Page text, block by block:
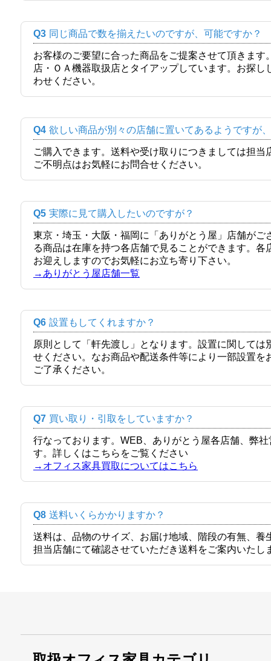
Q3 同じ商品で数を揃えたいのですが、可能ですか？
お客様のご要望に合った商品をご提案させて頂きま
店・ＯＡ機器取扱店とタイアップしています。お探
わせください。
Q4 欲しい商品が別々の店舗に置いてあるようですが
ご購入できます。送料や受け取りにつきましては担
ご不明点はお気軽にお問合せください。
Q5 実際に見て購入したいのですが？
東京・埼玉・大阪・福岡に「ありがとう屋」店舗が
る商品は在庫を持つ各店舗で見ることができます。
お迎えしますのでお気軽にお立ち寄り下さい。
→ありがとう屋店舗一覧
Q6 設置もしてくれますか？
原則として「軒先渡し」となります。設置に関して
せください。なお商品や配送条件等により一部設置
ご了承ください。
Q7 買い取り・引取をしていますか？
行なっております。WEB、ありがとう屋各店舗、弊
す。詳しくはこちらをご覧ください
→オフィス家具買取についてはこちら
Q8 送料いくらかかりますか？
送料は、品物のサイズ、お届け地域、階段の有無、
担当店舗にて確認させていただき送料をご案内いたし